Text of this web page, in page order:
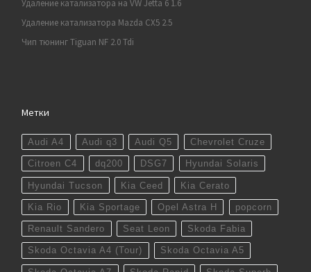
Удаление катализатора на VW Jetta 6 1.6
Удаление катализатора Mazda CX5 2.5
Чип тюнинг Tiguan NF 2.0 Tdi
Метки
Audi A4 Audi q3 Audi Q5 Chevrolet Cruze
Citroen C4 dq200 DSG7 Hyundai Solaris
Hyundai Tucson Kia Ceed Kia Cerato
Kia Rio Kia Sportage Opel Astra H popcorn
Renault Sandero Seat Leon Skoda Fabia
Skoda Octavia A4 (Tour) Skoda Octavia A5